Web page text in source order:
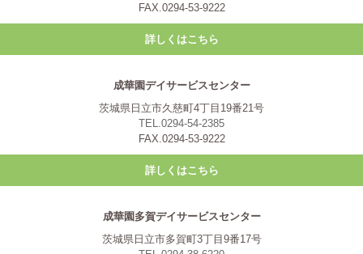
FAX.0294-53-9222
詳しくはこちら
成華園デイサービスセンター
茨城県日立市久慈町4丁目19番21号
TEL.0294-54-2385
FAX.0294-53-9222
詳しくはこちら
成華園多賀デイサービスセンター
茨城県日立市多賀町3丁目9番17号